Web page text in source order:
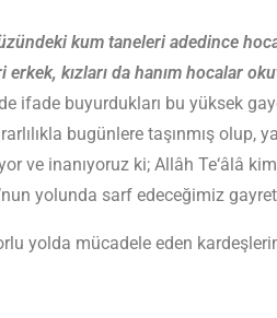
kum taneleri adedince
kızları da hanım hocalar
ifade buyurdukları bu yüksek
bugünlere taşınmış olup,
ve inanıyoruz ki; Allâh Te‘âlâ
yolunda sarf edece­ğimiz
yolda mücadele eden